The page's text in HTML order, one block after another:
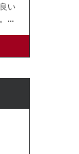
い
飲